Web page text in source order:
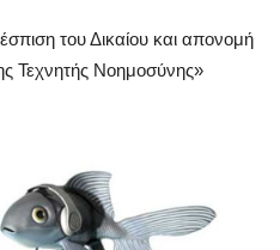
του Δικαίου και απονομή
Τεχνητής Νοημοσύνης»